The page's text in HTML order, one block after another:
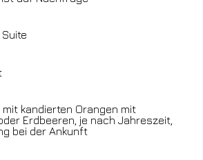
mit kandierten Orangen mit
Erdbeeren, je nach Jahreszeit,
bei der Ankunft